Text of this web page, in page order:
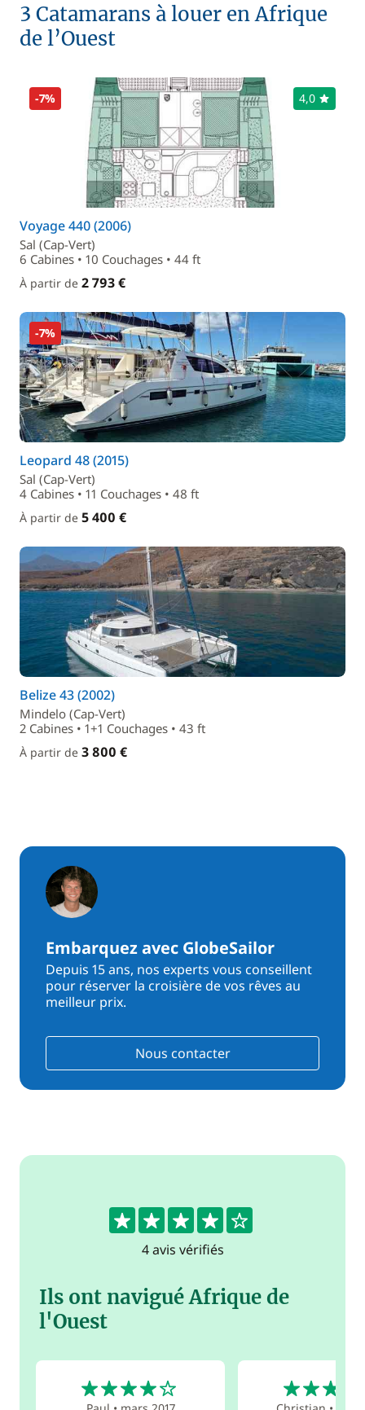
3 Catamarans à louer en Afrique
de l’Ouest
-7% 4,0
Voyage 440 (2006)
Sal (Cap-Vert)
6 Cabines • 10 Couchages • 44 ft
À partir de 2 793 €
-7%
Leopard 48 (2015)
Sal (Cap-Vert)
4 Cabines • 11 Couchages • 48 ft
À partir de 5 400 €
Belize 43 (2002)
Mindelo (Cap-Vert)
2 Cabines • 1+1 Couchages • 43 ft
À partir de 3 800 €
Embarquez avec GlobeSailor
Depuis 15 ans, nos experts vous conseillent
pour réserver la croisière de vos rêves au
meilleur prix.
Nous contacter
4.3
4 avis vérifiés
Ils ont navigué Afrique de
l'Ouest